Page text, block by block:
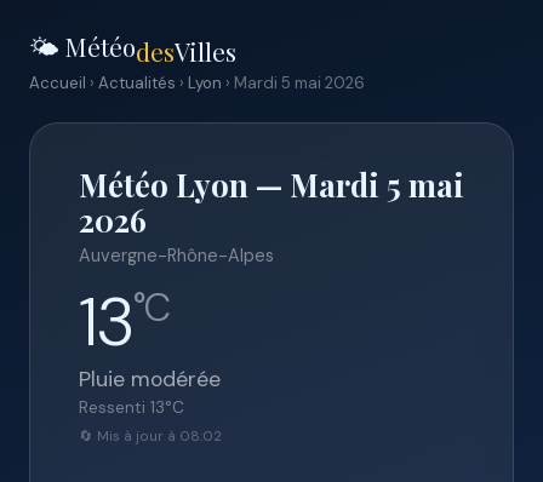
🌤️ MétéodesVilles
Accueil › Actualités › Lyon › Mardi 5 mai 2026
Météo Lyon — Mardi 5 mai
2026
Auvergne-Rhône-Alpes
13°C
Pluie modérée
Ressenti 13°C
🔄 Mis à jour à 08:02